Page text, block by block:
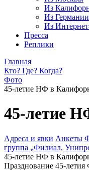
Из
Из Германии
Из
Пресса
Реплики
Главная
Кто? Где? Когда?
Фото
45-летие НФ в
45-летие
Адреса и явки Анкеты
группа „Филиал,
45-летие НФ в
Празднование 45-